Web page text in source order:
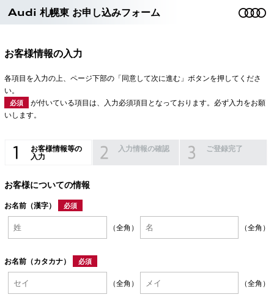
Audi 札幌東 お申し込みフォーム
お客様情報の入力
各項目を入力の上、ページ下部の「同意して次に進む」ボタンを押してくださ
い。
必須
が付いている項目は、入力必須項目となっております。必ず入力をお願
いします。
お客様情報等の
入力
入力情報の確認 ご登録完了
お客様についての情報
お名前（漢字） 必須
（全角） （全角）
お名前（カタカナ） 必須
（全角） （全角）